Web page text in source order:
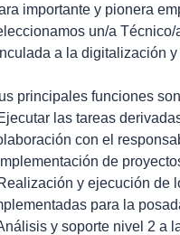
importante y pionera
un/a
a la digitalización
principales funciones
las tareas
con el
de
y ejecución de
para la
y soporte nivel 2 a